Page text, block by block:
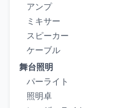
アンプ
ミキサー
スピーカー
ケーブル
舞台照明
パーライト
照明卓